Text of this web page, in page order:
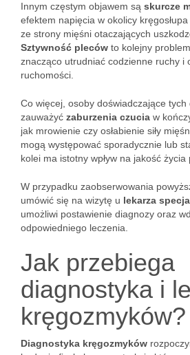
Innym częstym objawem są skurcze
efektem napięcia w okolicy
ze strony mięśni otaczających
Sztywność pleców to kolejny
znacząco utrudniać codzienne ruchy i
ruchomości.
Co więcej, osoby doświadczające tych
zauważyć zaburzenia czucia w
jak mrowienie czy osłabienie siły
mogą występować sporadycznie lub
kolei ma istotny wpływ na jakość życia
W przypadku zaobserwowania
umówić się na wizytę u lekarza
umożliwi postawienie diagnozy oraz
odpowiedniego leczenia.
Jak przebiega
diagnostyka i
kręgozmyków?
Diagnostyka kręgozmyków